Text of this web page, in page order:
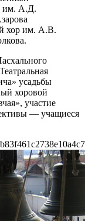
им. А.Д.
хор им. А.В.
усадьбы
хоровой
участие
— учащиеся